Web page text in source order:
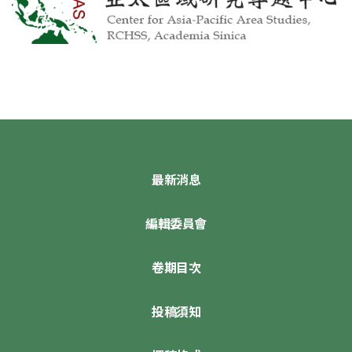
最新消息
編輯委員會
卷期目次
投稿須知